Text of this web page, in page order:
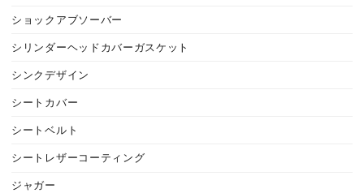
ショックアブソーバー
シリンダーヘッドカバーガスケット
シンクデザイン
シートカバー
シートベルト
シートレザーコーティング
ジャガー